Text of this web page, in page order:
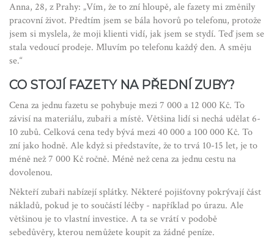
Anna, 28, z Prahy: „Vím, že to zní hloupě, ale fazety mi změnily
pracovní život. Předtím jsem se bála hovorů po telefonu, protože
jsem si myslela, že moji klienti vidí, jak jsem se stydí. Teď jsem se
stala vedoucí prodeje. Mluvím po telefonu každý den. A směju
se.“
CO STOJÍ FAZETY NA PŘEDNÍ ZUBY?
Cena za jednu fazetu se pohybuje mezi 7 000 a 12 000 Kč. To
závisí na materiálu, zubaři a místě. Většina lidí si nechá udělat 6-
10 zubů. Celková cena tedy bývá mezi 40 000 a 100 000 Kč. To
zní jako hodně. Ale když si představíte, že to trvá 10-15 let, je to
méně než 7 000 Kč ročně. Méně než cena za jednu cestu na
dovolenou.
Někteří zubaři nabízejí splátky. Některé pojišťovny pokrývají část
nákladů, pokud je to součástí léčby - například po úrazu. Ale
většinou je to vlastní investice. A ta se vrátí v podobě
sebedůvěry, kterou nemůžete koupit za žádné peníze.